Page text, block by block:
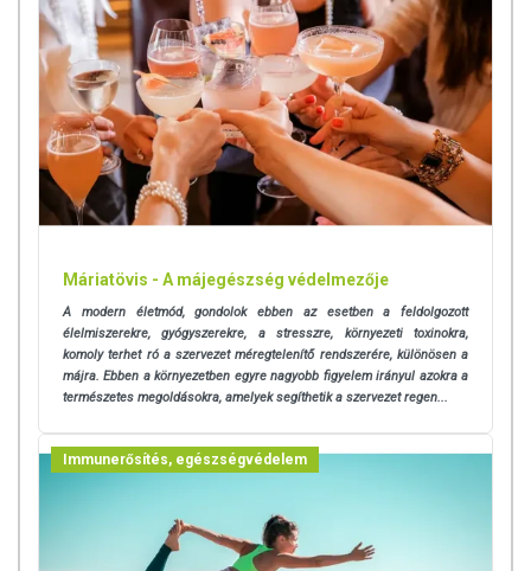
Máriatövis - A májegészség védelmezője
A modern életmód, gondolok ebben az esetben a feldolgozott
élelmiszerekre, gyógyszerekre, a stresszre, környezeti toxinokra,
komoly terhet ró a szervezet méregtelenítő rendszerére, különösen a
májra. Ebben a környezetben egyre nagyobb figyelem irányul azokra a
természetes megoldásokra, amelyek segíthetik a szervezet regen...
Immunerősítés, egészségvédelem